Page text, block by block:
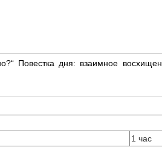
Повестка дня: взаимное
1 час